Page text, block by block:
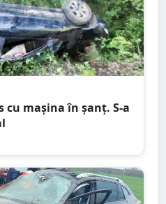
mașina în șanț. S-a